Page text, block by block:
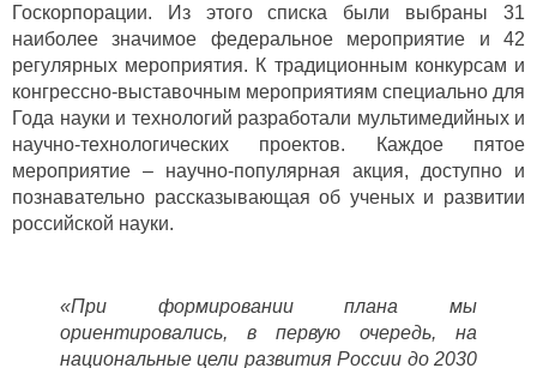
Госкорпорации. Из этого списка были выбраны 31
наиболее значимое федеральное мероприятие и 42
регулярных мероприятия. К традиционным конкурсам и
конгрессно-выставочным мероприятиям специально для
Года науки и технологий разработали мультимедийных и
научно-технологических проектов. Каждое пятое
мероприятие – научно-популярная акция, доступно и
познавательно рассказывающая об ученых и развитии
российской науки.
«При формировании плана мы
ориентировались, в первую очередь, на
национальные цели развития России до 2030